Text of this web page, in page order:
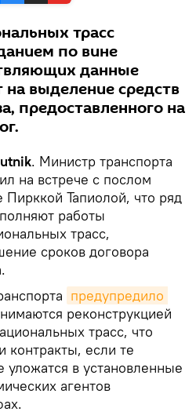
трасс
по вине
данные
выделение средств
предоставленного на
. Министр транспорта
на встрече с послом
Тапиолой, что ряд
работы
трасс,
сроков договора
предупредило
реконструкцией
трасс, что
контракты, если те
уложатся в установленные
агентов